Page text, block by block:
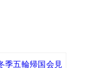
季五輪帰国会見